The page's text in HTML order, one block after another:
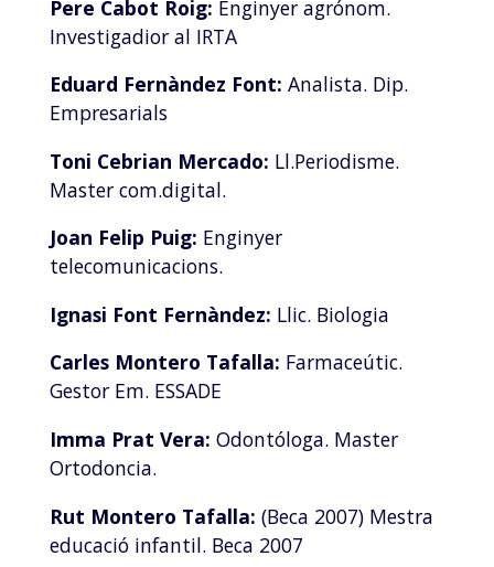
Pere Cabot Roig: Enginyer agrónom.
Investigadior al IRTA
Eduard Fernàndez Font: Analista. Dip.
Empresarials
Toni Cebrian Mercado: Ll.Periodisme.
Master com.digital.
Joan Felip Puig: Enginyer
telecomunicacions.
Ignasi Font Fernàndez: Llic. Biologia
Carles Montero Tafalla: Farmaceútic.
Gestor Em. ESSADE
Imma Prat Vera: Odontóloga. Master
Ortodoncia.
Rut Montero Tafalla: (Beca 2007) Mestra
educació infantil. Beca 2007